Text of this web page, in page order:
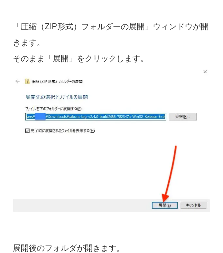
「圧縮（ZIP形式）フォルダーの展開」ウィンドウが開
きます。
そのまま「展開」をクリックします。
展開後のフォルダが開きます。